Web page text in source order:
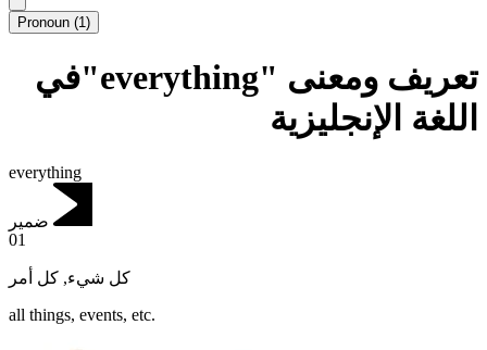
Pronoun (1)
تعريف ومعنى "everything"في
اللغة الإنجليزية
everything
ضمير
01
كل شيء, كل أمر
all things, events, etc.